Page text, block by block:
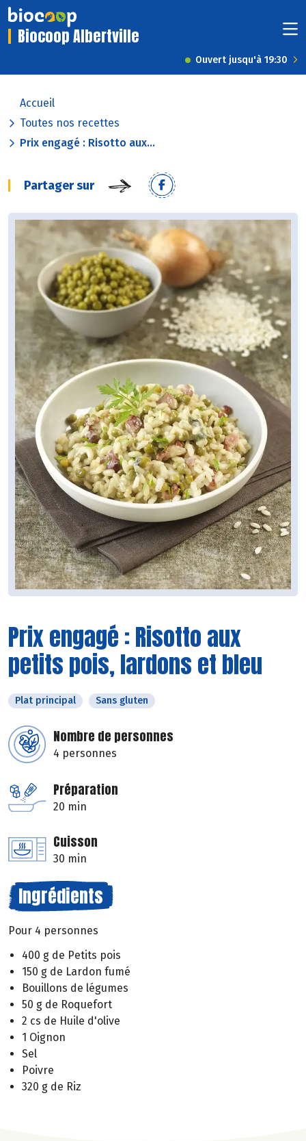
Biocoop Albertville
Ouvert jusqu'à 19:30
Accueil
Toutes nos recettes
Prix engagé : Risotto aux...
Partager sur
Prix engagé : Risotto aux
petits pois, lardons et bleu
Plat principal Sans gluten
Nombre de personnes
4 personnes
Préparation
20 min
Cuisson
30 min
Ingrédients
Pour 4 personnes
400 g de Petits pois
150 g de Lardon fumé
Bouillons de légumes
50 g de Roquefort
2 cs de Huile d'olive
1 Oignon
Sel
Poivre
320 g de Riz